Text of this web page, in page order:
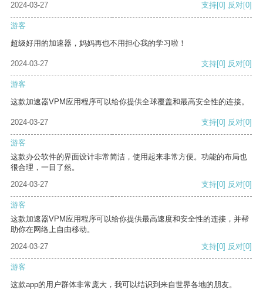
2024-03-27
支持[0] 反对[0]
游客
超级好用的加速器，妈妈再也不用担心我的学习啦！
2024-03-27 支持[0] 反对[0]
游客
这款加速器VPM应用程序可以给你提供全球覆盖和最高安全性的连接。
2024-03-27 支持[0] 反对[0]
游客
这款办公软件的界面设计非常简洁，使用起来非常方便。功能的布局也
很合理，一目了然。
2024-03-27
支持[0] 反对[0]
游客
这款加速器VPM应用程序可以给你提供最高速度和安全性的连接，并帮
助你在网络上自由移动。
2024-03-27
支持[0] 反对[0]
游客
这款app的用户群体非常庞大，我可以结识到来自世界各地的朋友。